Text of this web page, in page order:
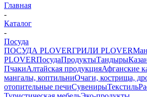
Главная
-
Каталог
-
Посуда
ПОСУДА PLOVERГРИЛИ PLOVER
PLOVERПосудаПродуктыТандыры
ПчакиАлтайская продукцияАфганские
мангалы, коптильниОчаги, кострища,
отопительные печиСувенирыТекстиль